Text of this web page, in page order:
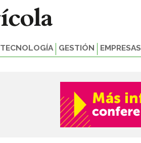
TECNOLOGÍA GESTIÓN EMPRESAS